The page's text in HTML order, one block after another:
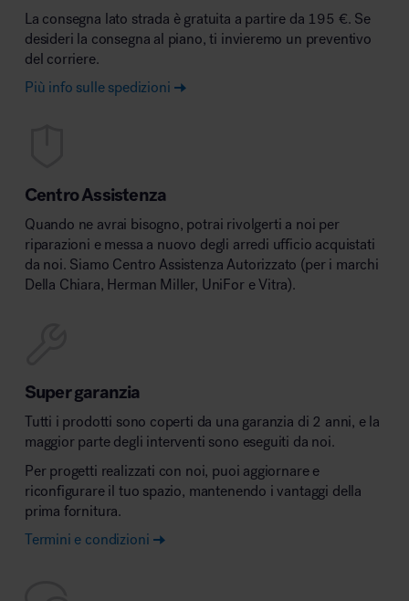
La consegna lato strada è gratuita a partire da 195 €. Se
desideri la consegna al piano, ti invieremo un preventivo
del corriere.
Più info sulle spedizioni
Centro Assistenza
Quando ne avrai bisogno, potrai rivolgerti a noi per
riparazioni e messa a nuovo degli arredi ufficio acquistati
da noi. Siamo Centro Assistenza Autorizzato (per i marchi
Della Chiara, Herman Miller, UniFor e Vitra).
Super garanzia
Tutti i prodotti sono coperti da una garanzia di 2 anni, e la
maggior parte degli interventi sono eseguiti da noi.
Per progetti realizzati con noi, puoi aggiornare e
riconfigurare il tuo spazio, mantenendo i vantaggi della
prima fornitura.
Termini e condizioni